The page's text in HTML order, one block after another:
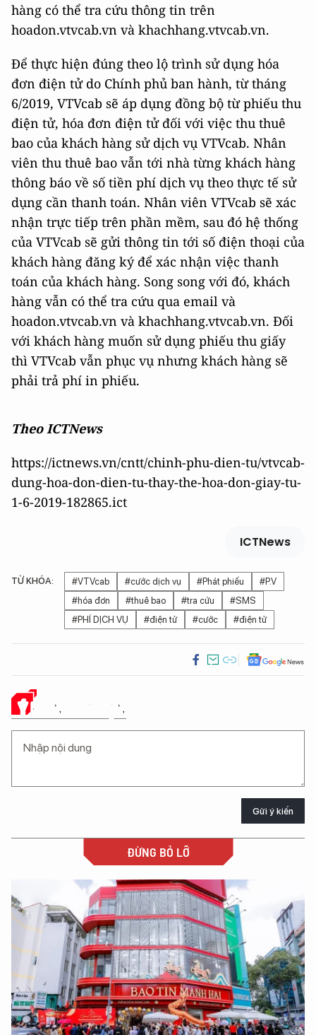
hàng có thể tra cứu thông tin trên
hoadon.vtvcab.vn và khachhang.vtvcab.vn.
Để thực hiện đúng theo lộ trình sử dụng hóa
đơn điện tử do Chính phủ ban hành, từ tháng
6/2019, VTVcab sẽ áp dụng đồng bộ từ phiếu thu
điện tử, hóa đơn điện tử đối với việc thu thuê
bao của khách hàng sử dịch vụ VTVcab. Nhân
viên thu thuê bao vẫn tới nhà từng khách hàng
thông báo về số tiền phí dịch vụ theo thực tế sử
dụng cần thanh toán. Nhân viên VTVcab sẽ xác
nhận trực tiếp trên phần mềm, sau đó hệ thống
của VTVcab sẽ gửi thông tin tới số điện thoại của
khách hàng đăng ký để xác nhận việc thanh
toán của khách hàng. Song song với đó, khách
hàng vẫn có thể tra cứu qua email và
hoadon.vtvcab.vn và khachhang.vtvcab.vn. Đối
với khách hàng muốn sử dụng phiếu thu giấy
thì VTVcab vẫn phục vụ nhưng khách hàng sẽ
phải trả phí in phiếu.
Theo ICTNews
https://ictnews.vn/cntt/chinh-phu-dien-tu/vtvcab-
dung-hoa-don-dien-tu-thay-the-hoa-don-giay-tu-
1-6-2019-182865.ict
ICTNews
TỪ KHÓA: #VTVcab #cước dịch vụ #Phát phiếu
#P.V
#hóa đơn
#thuê bao #tra cứu
#SMS
#PHÍ DỊCH VỤ
#điện tử #cước #điện tử
Ý KIẾN CỦA BẠN
Gửi ý kiến
ĐỪNG BỎ LỠ